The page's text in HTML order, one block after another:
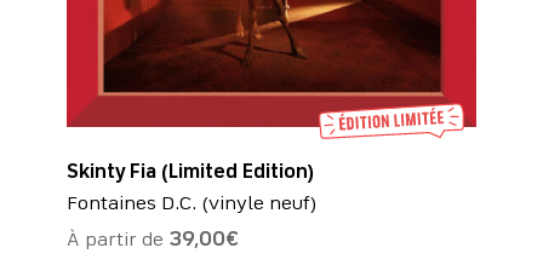
Skinty Fia (Limited Edition)
Fontaines D.C. (vinyle neuf)
À partir de 39,00€